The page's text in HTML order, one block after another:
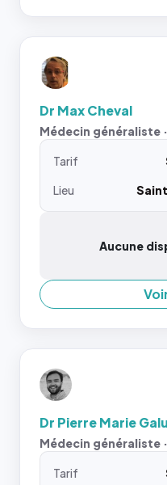
Dr Max Cheval
Médecin généraliste
Tarif
Lieu
Aucune
Dr Pierre Marie
Médecin généraliste
Tarif